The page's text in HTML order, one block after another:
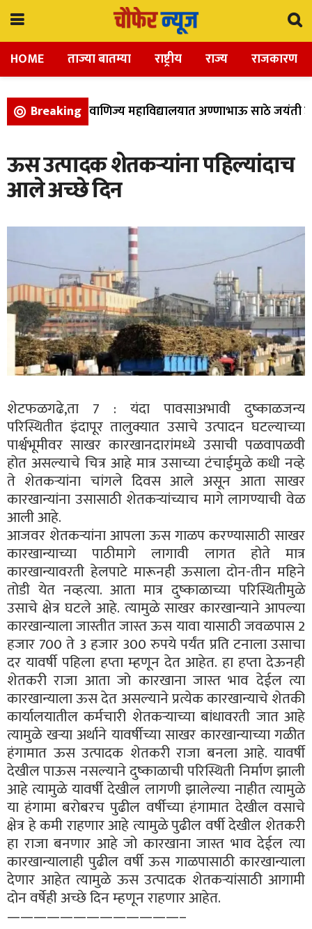
HOME ताज्या बातम्या राष्ट्रीय राज्य राजकारण
Breaking
विज्ञान, आणि वाणिज्य महाविद्यालयात अण्णाभाऊ साठे जयंती
ऊस उत्पादक शेतकऱ्यांना पहिल्यांदाच
आले अच्छे दिन
शेटफळगढे,ता 7 : यंदा पावसाअभावी दुष्काळजन्य
परिस्थितीत इंदापूर तालुक्यात उसाचे उत्पादन घटल्याच्या
पार्श्वभूमीवर साखर कारखानदारांमध्ये उसाची पळवापळवी
होत असल्याचे चित्र आहे मात्र उसाच्या टंचाईमुळे कधी नव्हे
ते शेतकऱ्यांना चांगले दिवस आले असून आता साखर
कारखान्यांना उसासाठी शेतकऱ्यांच्याच मागे लागण्याची वेळ
आली आहे.
आजवर शेतकऱ्यांना आपला ऊस गाळप करण्यासाठी साखर
कारखान्याच्या पाठीमागे लागावी लागत होते मात्र
कारखान्यावरती हेलपाटे मारूनही ऊसाला दोन-तीन महिने
तोडी येत नव्हत्या. आता मात्र दुष्काळाच्या परिस्थितीमुळे
उसाचे क्षेत्र घटले आहे. त्यामुळे साखर कारखान्याने आपल्या
कारखान्याला जास्तीत जास्त ऊस यावा यासाठी जवळपास 2
हजार 700 ते 3 हजार 300 रुपये पर्यंत प्रति टनाला उसाचा
दर यावर्षी पहिला हप्ता म्हणून देत आहेत. हा हप्ता देऊनही
शेतकरी राजा आता जो कारखाना जास्त भाव देईल त्या
कारखान्याला ऊस देत असल्याने प्रत्येक कारखान्याचे शेतकी
कार्यालयातील कर्मचारी शेतकऱ्याच्या बांधावरती जात आहे
त्यामुळे खऱ्या अर्थाने यावर्षीच्या साखर कारखान्याच्या गळीत
हंगामात ऊस उत्पादक शेतकरी राजा बनला आहे. यावर्षी
देखील पाऊस नसल्याने दुष्काळाची परिस्थिती निर्माण झाली
आहे त्यामुळे यावर्षी देखील लागणी झालेल्या नाहीत त्यामुळे
या हंगामा बरोबरच पुढील वर्षीच्या हंगामात देखील वसाचे
क्षेत्र हे कमी राहणार आहे त्यामुळे पुढील वर्षी देखील शेतकरी
हा राजा बनणार आहे जो कारखाना जास्त भाव देईल त्या
कारखान्यालाही पुढील वर्षी ऊस गाळपासाठी कारखान्याला
देणार आहेत त्यामुळे ऊस उत्पादक शेतकऱ्यांसाठी आगामी
दोन वर्षेही अच्छे दिन म्हणून राहणार आहेत.
—————————————–